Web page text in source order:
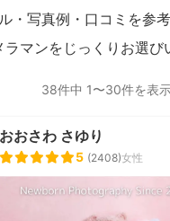
・写真例・口コミを参
ラマンをじっくりお選び
38件中 1〜30件を表
おおさわ さゆり
5 (2408)女性